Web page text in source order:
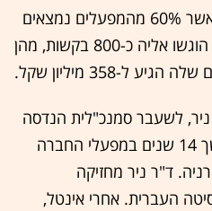
מועסקים כ-500 אלף איש, כאשר 60% מהמפעלים נמצאים
בפריפריה. מאז הקמת הזירה הוגשו אליה כ-800 בקשות, מהן
לשעבר סמנכ"לית הנדסה
בחברת אינטל, שעבדה במשך 14 שנים במפעלי החברה
ד"ר ניר מחזיקה
העברית. אחרי אינטל,